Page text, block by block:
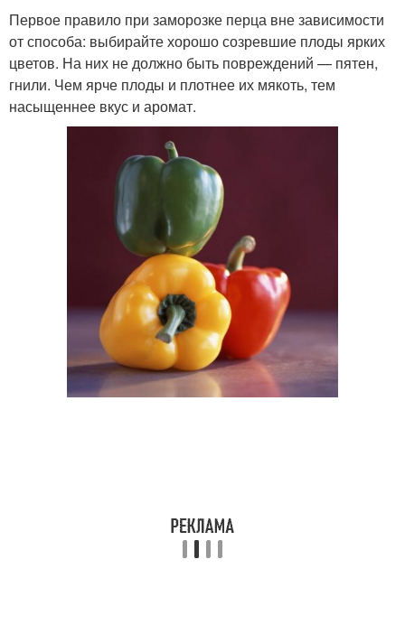
Первое правило при заморозке перца вне зависимости
от способа: выбирайте хорошо созревшие плоды ярких
цветов. На них не должно быть повреждений — пятен,
гнили. Чем ярче плоды и плотнее их мякоть, тем
насыщеннее вкус и аромат.